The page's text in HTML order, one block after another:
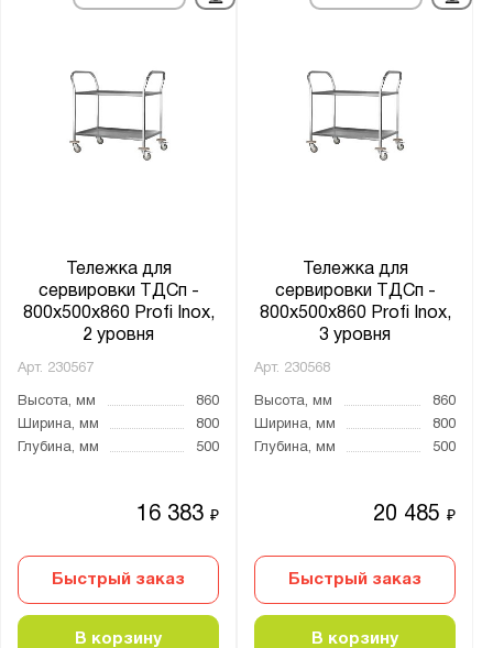
Тележка для
сервировки ТДСп -
800x500x860 Profi Inox,
2 уровня
Арт. 230567
Высота, мм
860
Ширина, мм
800
Глубина, мм
500
16 383₽
Быстрый заказ
В корзину
Тележка для
сервировки ТДСп -
800x500x860 Profi Inox,
3 уровня
Арт. 230568
Высота, мм
860
Ширина, мм
800
Глубина, мм
500
20 485₽
Быстрый заказ
В корзину